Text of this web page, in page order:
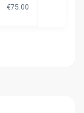
€75.00